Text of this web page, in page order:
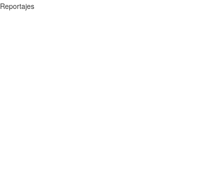
Reportajes